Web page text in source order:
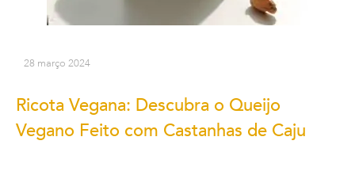
28 março 2024
Ricota Vegana: Descubra o Queijo
Vegano Feito com Castanhas de Caju